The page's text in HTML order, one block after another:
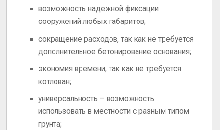
возможность надежной фиксации
сооружений любых габаритов;
сокращение расходов, так как не требуется
дополнительное бетонирование основания;
экономия времени, так как не требуется
котлован;
универсальность – возможность
использовать в местности с разным типом
грунта;